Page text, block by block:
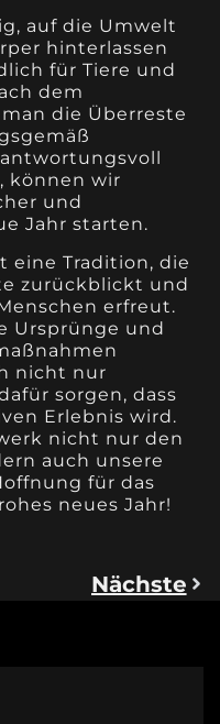
auf die Umwelt
hinterlassen
für Tiere und
dem
die Überreste
können wir
und
Jahr starten.
eine Tradition, die
zurückblickt und
erfreut.
Ursprünge und
nicht nur
sorgen, dass
Erlebnis wird.
nicht nur den
auch unsere
für das
neues Jahr!
Nächste